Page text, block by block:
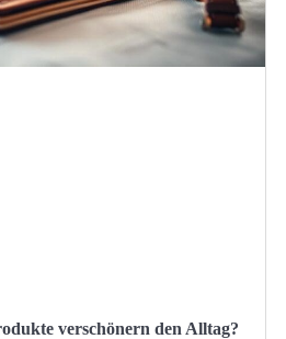
verschönern den Alltag?